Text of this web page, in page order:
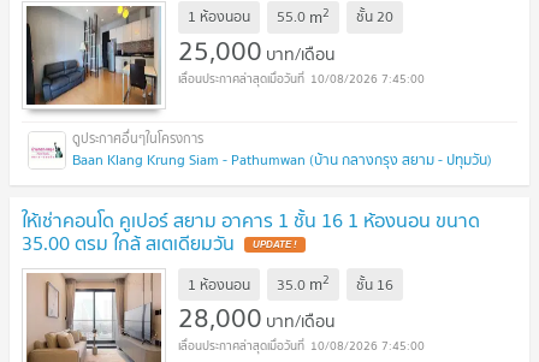
1 ห้องนอน 55.0 m2 ชั้น20
25,000 บาท/เดือน
10/08/2026 7:45:00
Baan Klang Krung Siam - Pathumwan (บ้าน กลางกรุง สยาม - ปทุมวัน)
ให้เช่าคอนโด คูเปอร์ สยาม อาคาร 1 ชั้น 16 1 ห้องนอน ขนาด
35.00 ตรม ใกล้ สเตเดียมวัน UPDATE !
1 ห้องนอน 35.0 m2 ชั้น 16
28,000 บาท/เดือน
10/08/2026 7:45:00